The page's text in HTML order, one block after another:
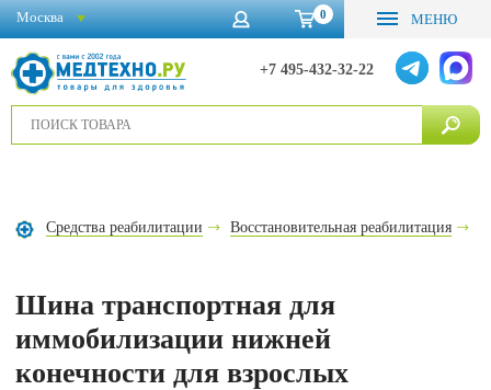
0 МЕНЮ
+7 495-432-32-22
Москва
Средства реабилитации Восстановительная реабилитация
Шина транспортная для
иммобилизации нижней
конечности для взрослых